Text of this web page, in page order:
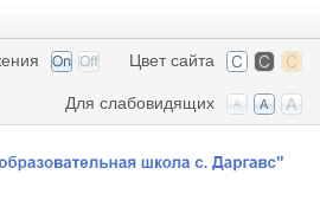
Цвет сайта
Для слабовидящих